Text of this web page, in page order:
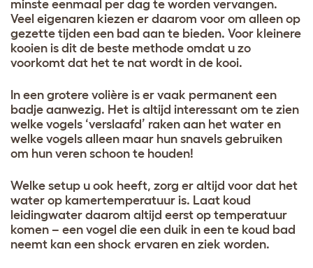
minste eenmaal per dag te worden vervangen.
Veel eigenaren kiezen er daarom voor om alleen op
gezette tijden een bad aan te bieden. Voor kleinere
kooien is dit de beste methode omdat u zo
voorkomt dat het te nat wordt in de kooi.
In een grotere volière is er vaak permanent een
badje aanwezig. Het is altijd interessant om te zien
welke vogels ‘verslaafd’ raken aan het water en
welke vogels alleen maar hun snavels gebruiken
om hun veren schoon te houden!
Welke setup u ook heeft, zorg er altijd voor dat het
water op kamertemperatuur is. Laat koud
leidingwater daarom altijd eerst op temperatuur
komen – een vogel die een duik in een te koud bad
neemt kan een shock ervaren en ziek worden.